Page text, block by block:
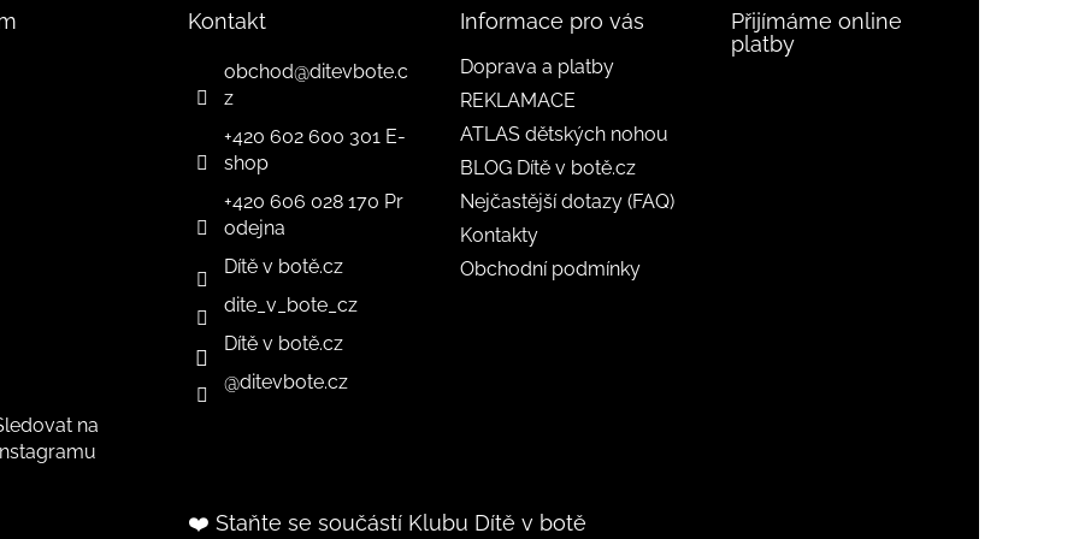
na
Kontakt
obchod@ditevbote.c
z
+420 602 600 301 E-
shop
+420 606 028 170 Pr
odejna
Dítě v botě.cz
dite_v_bote_cz
Dítě v botě.cz
@ditevbote.cz
Informace pro vás
Doprava a platby
REKLAMACE
ATLAS dětských nohou
BLOG Dítě v botě.cz
Nejčastější dotazy (FAQ)
Kontakty
Obchodní podmínky
Přijímáme online
platby
❤️ Staňte se součástí Klubu Dítě v botě